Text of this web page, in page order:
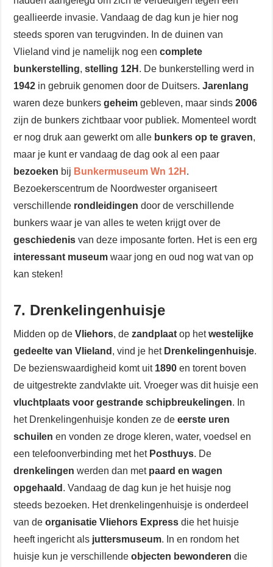
geallieerde invasie. Vandaag de dag kun je hier nog
steeds sporen van terugvinden. In de duinen van
Vlieland vind je namelijk nog eencomplete
bunkerstelling,stelling 12H . De bunkerstelling werd in
1942 in gebruik genomen door de Duitsers.Jarenlang
waren deze bunkersgeheim gebleven, maar sinds2006
zijn de bunkers zichtbaar voor publiek. Momenteel wordt
er nog druk aan gewerkt om alle bunkers op te graven,
maar je kunt er vandaag de dag ook al een paar
bezoeken bij Bunkermuseum Wn 12H .
Bezoekerscentrum de Noordwester organiseert
verschillende rondleidingen door de verschillende
bunkers waar je van alles te weten krijgt over de
geschiedenis van deze imposante forten. Het is een erg
interessant museum waar jong en oud nog wat van op
kan steken!
7. Drenkelingenhuisje
Midden op deVliehors, dezandplaatop hetwestelijke
gedeelte van Vlieland , vind je het Drenkelingenhuisje.
De bezienswaardigheid komt uit 1890 en torent boven
de uitgestrekte zandvlakte uit. Vroeger was dit huisje een
vluchtplaats voor gestrande schipbreukelingen. In
het Drenkelingenhuisje konden ze deeerste uren
schuilen en vonden ze droge kleren, water, voedsel en
een telefoonverbinding met hetPosthuys. De
drenkelingen werden dan met paard en wagen
opgehaald . Vandaag de dag kun je het huisje nog
steeds bezoeken. Het drenkelingenhuisje is onderdeel
van deorganisatie Vliehors Express die het huisje
heeft ingericht als juttersmuseum. In en rondom het
huisje kun je verschillendeobjecten bewonderen die